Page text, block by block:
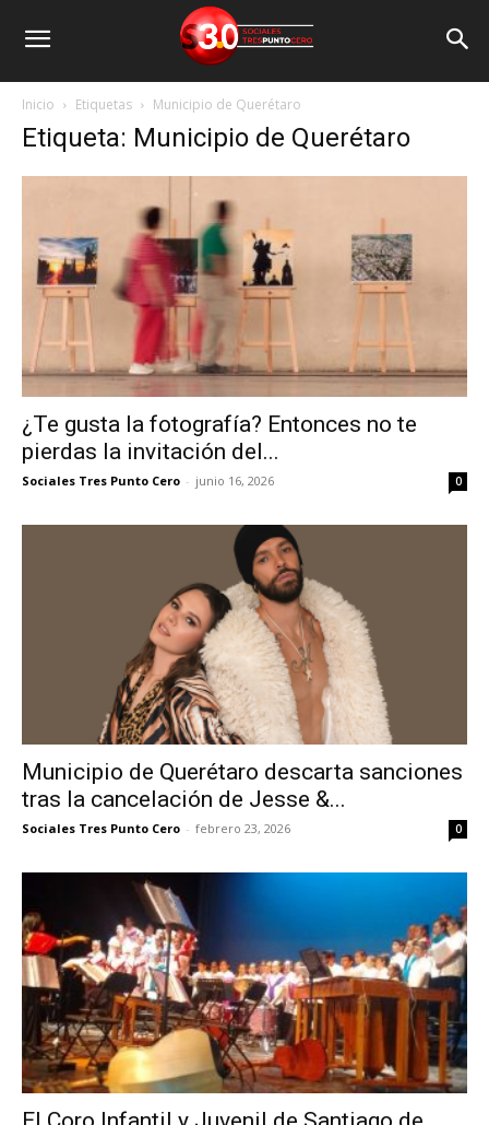
Inicio Etiquetas Municipio de Querétaro
Etiqueta: Municipio de Querétaro
¿Te gusta la fotografía? Entonces no te
pierdas la invitación del...
Sociales Tres Punto Cero - junio 16, 2026 0
Municipio de Querétaro descarta sanciones
tras la cancelación de Jesse &...
Sociales Tres Punto Cero - febrero 23, 2026 0